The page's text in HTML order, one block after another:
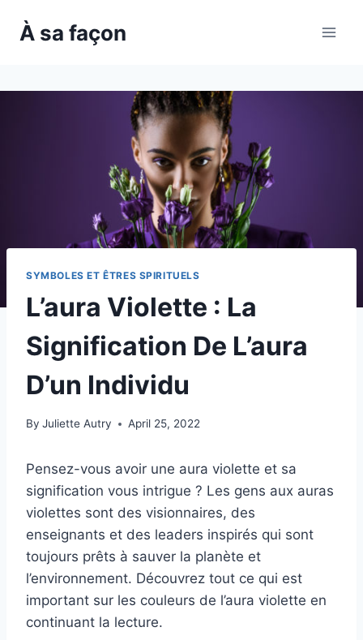
À sa façon
SYMBOLES ET ÊTRES SPIRITUELS
L’aura Violette : La
Signification De L’aura
D’un Individu
By Juliette Autry April 25, 2022
Pensez-vous avoir une aura violette et sa
signification vous intrigue ? Les gens aux auras
violettes sont des visionnaires, des
enseignants et des leaders inspirés qui sont
toujours prêts à sauver la planète et
l’environnement. Découvrez tout ce qui est
important sur les couleurs de l’aura violette en
continuant la lecture.